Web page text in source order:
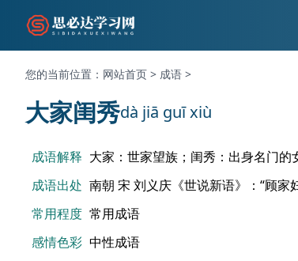
您的当前位置： 网站首页 > 成语 >
大家闺秀dà jiā guī xiù
成语解释 大家：世家望族；闺秀：出身名门的
成语出处 南朝 宋 刘义庆《世说新语》：“顾家
常用程度 常用成语
感情色彩 中性成语